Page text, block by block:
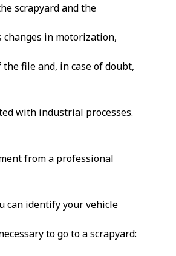
scrapyard and the
in motorization,
file and, in case of doubt,
with industrial processes.
from a professional
can identify your vehicle
to go to a scrapyard: